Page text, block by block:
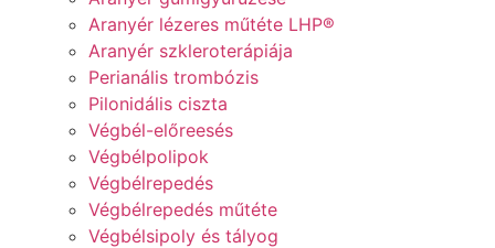
Aranyér lézeres műtéte LHP®
Aranyér szkleroterápiája
Perianális trombózis
Pilonidális ciszta
Végbél-előreesés
Végbélpolipok
Végbélrepedés
Végbélrepedés műtéte
Végbélsipoly és tályog